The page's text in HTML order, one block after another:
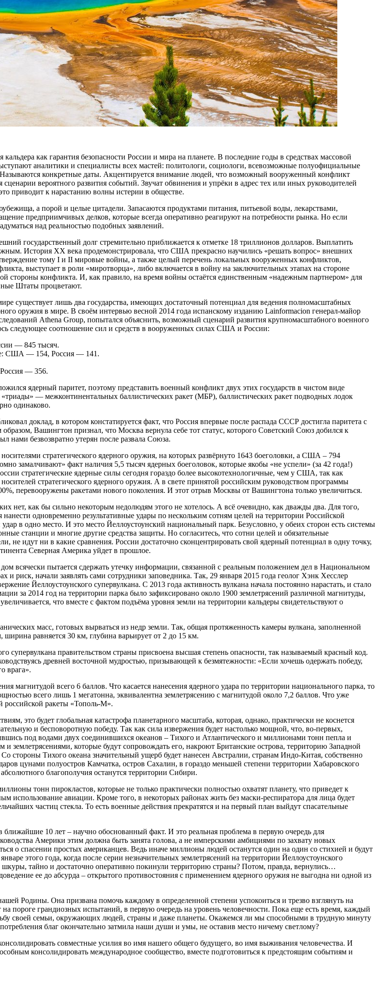
как гарантия безопасности России и мира на планете. В последние годы в средствах массовой
аналитики и специалисты всех мастей: политологи, социологи, всевозможные полуофициальные
конкретные даты. Акцентируется внимание людей, что возможный вооруженный конфликт
вероятного развития событий. Звучат обвинения и упрёки в адрес тех или иных руководителей
приводит к нарастанию волны истерии в обществе.
а порой и целые цитадели. Запасаются продуктами питания, питьевой воды, лекарствами,
предприимчивых делков, которые всегда оперативно реагируют на потребности рынка. Но если
над реальностью подобных заявлений.
государственный долг стремительно приближается к отметке 18 триллионов долларов. Выплатить
История ХХ века продемонстрировала, что США прекрасно научились «решать вопрос» внешних
тому I и II мировые войны, а также целый перечень локальных вооруженных конфликтов,
выступает в роли «миротворца», либо включается в войну на заключительных этапах на стороне
стороны конфликта. И, как правило, на время войны остаётся единственным «надежным партнером» для
Штаты процветают.
существует лишь два государства, имеющих достаточный потенциал для ведения полномасштабных
оружия в мире. В своём интервью весной 2014 года испанскому изданию Lainformacion генерал-майор
Athena Group, попытался объяснить, возможный сценарий развития крупномасштабного военного
следующее соотношение сил и средств в вооруженных силах США и России:
— 845 тысяч.
США — 154, Россия — 141.
— 356.
ядерный паритет, поэтому представить военный конфликт двух этих государств в чистом виде
— межконтинентальных баллистических ракет (МБР), баллистических ракет подводных лодок
одинаково.
доклад, в котором констатируется факт, что Россия впервые после распада СССР достигла паритета с
Вашингтон признал, что Москва вернула себе тот статус, которого Советский Союз добился к
нами безвозвратно утерян после развала Союза.
стратегического ядерного оружия, на которых развёрнуто 1643 боеголовки, а США – 794
замалчивают» факт наличия 5,5 тысяч ядерных боеголовок, которые якобы «не успели» (за 42 года!)
стратегические ядерные силы сегодня гораздо более высокотехнологичные, чем у США, так как
стратегического ядерного оружия. А в свете принятой российским руководством программы
перевооружены ракетами нового поколения. И этот отрыв Москвы от Вашингтона только увеличиться.
нет, как бы сильно некоторым недолюдям этого не хотелось. А всё очевидно, как дважды два. Для того,
одновременно результативные удары по нескольким сотням целей на территории Российской
в одно место. И это место Йеллоустоунский национальный парк. Безусловно, у обеих сторон есть системы
станции и многие другие средства защиты. Но согласитесь, что сотни целей и обязательные
не идут ни в какие сравнения. России достаточно сконцентрировать свой ядерный потенциал в одну точку,
Северная Америка уйдет в прошлое.
всячески пытается сдержать утечку информации, связанной с реальным положением дел в Национальном
риск, начали заявлять сами сотрудники заповедника. Так, 29 января 2015 года геолог Хэнк Хесслер
Йеллоустоунского супервулкана. С 2013 года активность вулкана начала постоянно нарастать, и стало
за 2014 год на территории парка было зафиксировано около 1900 землетрясений различной магнитуды,
что вместе с фактом подъёма уровня земли на территории кальдеры свидетельствуют о
масс, готовых вырваться из недр земли. Так, общая протяженность камеры вулкана, заполненной
равняется 30 км, глубина варьирует от 2 до 15 км.
правительством страны присвоена высшая степень опасности, так называемый красный код.
древней восточной мудростью, призывающей к безмятежности: «Если хочешь одержать победу,
врага».
магнитудой всего 6 баллов. Что касается нанесения ядерного удара по территории национального парка, то
всего лишь 1 мегатонна, эквивалентна землетрясению с магнитудой около 7,2 баллов. Что уже
российской ракеты «Тополь-М».
это будет глобальная катастрофа планетарного масштаба, которая, однако, практически не коснется
и бесповоротную победу. Так как сила извержения будет настолько мощной, что, во-первых,
под водами двух соединившихся океанов – Тихого и Атлантического и миллионами тонн пепла и
которые будут сопровождать его, накроют Британские острова, территорию Западной
стороны Тихого океана значительный ущерб будет нанесен Австралии, странам Индо-Китая, собственно
цунами полуостров Камчатка, остров Сахалин, в гораздо меньшей степени территории Хабаровского
благополучия останутся территории Сибири.
тонн пирокластов, которые не только практически полностью охватят планету, что приведет к
использование авиации. Кроме того, в некоторых районах жить без маски-респиратора для лица будет
частиц стекла. То есть военные действия прекратятся и на первый план выйдут спасательные
10 лет – научно обоснованный факт. И это реальная проблема в первую очередь для
Америки этим должна быть занята голова, а не имперскими амбициями по захвату новых
о спасении простых американцев. Ведь иначе миллионы людей останутся один на один со стихией и будут
этого года, когда после серии незначительных землетрясений на территории Йеллоустоунского
шкуры, тайно и достаточно оперативно покинули территорию страны? Потом, правда, вернулись…
ее до абсурда – открытого противостояния с применением ядерного оружия не выгодна ни одной из
Родины. Она призвана помочь каждому в определенной степени успокоиться и трезво взглянуть на
пороге грандиозных испытаний, в первую очередь на уровень человечности. Пока еще есть время, каждый
своей семьи, окружающих людей, страны и даже планеты. Окажемся ли мы способными в трудную минуту
благ окончательно затмила наши души и умы, не оставив место ничему светлому?
совместные усилия во имя нашего общего будущего, во имя выживания человечества. И
консолидировать международное сообщество, вместе подготовиться к предстоящим событиям и